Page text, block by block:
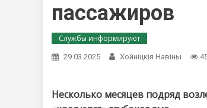
пассажиров
Службы информируют
29.03.2025 Хойнiцкiя Навiны
Несколько месяцев подряд